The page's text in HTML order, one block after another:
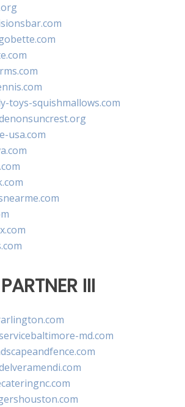
toys-squishmallows.com
usa.com
III
md.com